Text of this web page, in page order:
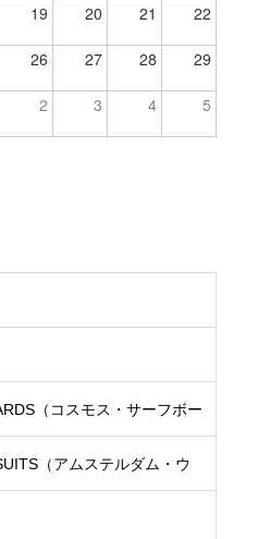
19 20 21 22
26 27 28 29
2 3 4 5
（コスモス・サーフボー
（アムステルダム・ウ